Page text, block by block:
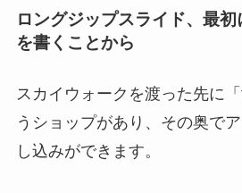
ロングジップスライド、最
を書くことから
スカイウォークを渡った先に
うショップがあり、その奥で
し込みができます。